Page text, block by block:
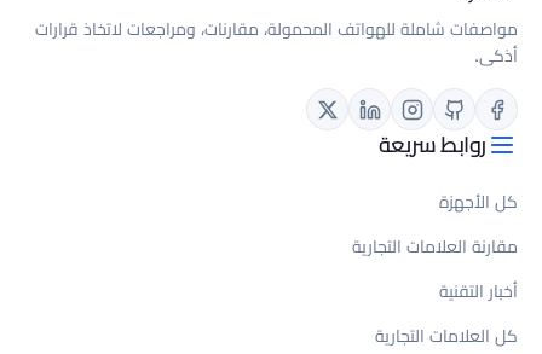
مقارنات، ومراجعات لاتخاذ قرارات